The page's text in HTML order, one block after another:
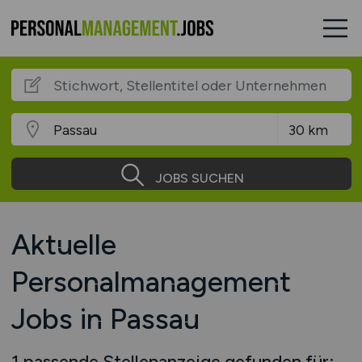
JOBS SUCHEN
Aktuelle
Personalmanagement
Jobs in Passau